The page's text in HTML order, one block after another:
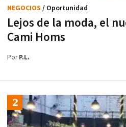
Lejos de la moda, el
Cami Homs
NEGOCIOS / Oportunidad
PorP.L.